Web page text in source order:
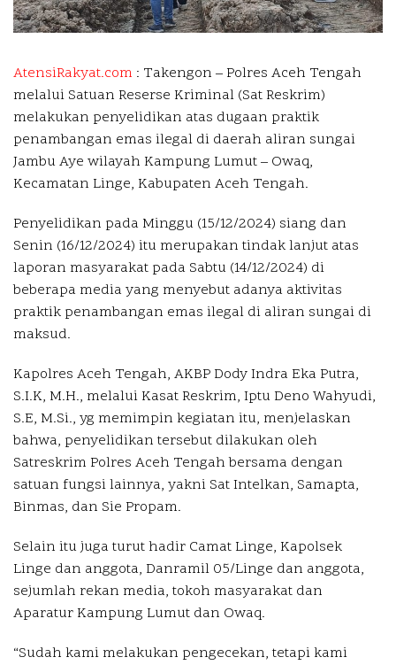
AtensiRakyat.com : Takengon – Polres Aceh Tengah
melalui Satuan Reserse Kriminal (Sat Reskrim)
melakukan penyelidikan atas dugaan praktik
penambangan emas ilegal di daerah aliran sungai
Jambu Aye wilayah Kampung Lumut – Owaq,
Kecamatan Linge, Kabupaten Aceh Tengah.
Penyelidikan pada Minggu (15/12/2024) siang dan
Senin (16/12/2024) itu merupakan tindak lanjut atas
laporan masyarakat pada Sabtu (14/12/2024) di
beberapa media yang menyebut adanya aktivitas
praktik penambangan emas ilegal di aliran sungai di
maksud.
Kapolres Aceh Tengah, AKBP Dody Indra Eka Putra,
S.I.K, M.H., melalui Kasat Reskrim, Iptu Deno Wahyudi,
S.E, M.Si., yg memimpin kegiatan itu, menjelaskan
bahwa, penyelidikan tersebut dilakukan oleh
Satreskrim Polres Aceh Tengah bersama dengan
satuan fungsi lainnya, yakni Sat Intelkan, Samapta,
Binmas, dan Sie Propam.
Selain itu juga turut hadir Camat Linge, Kapolsek
Linge dan anggota, Danramil 05/Linge dan anggota,
sejumlah rekan media, tokoh masyarakat dan
Aparatur Kampung Lumut dan Owaq.
“Sudah kami melakukan pengecekan, tetapi kami